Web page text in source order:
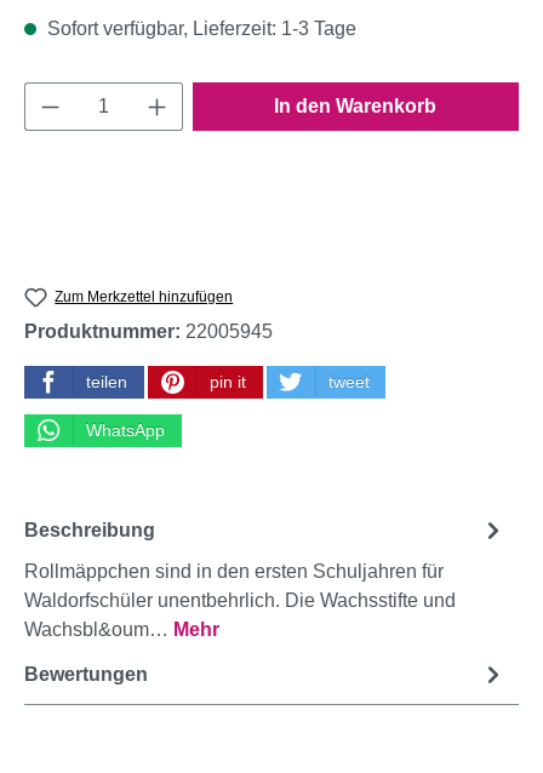
Sofort verfügbar, Lieferzeit: 1-3 Tage
Produkt Anzahl: Gib den gewünschten
In den Warenkorb
Zum Merkzettel hinzufügen
Produktnummer: 22005945
teilen pin it tweet
WhatsApp
Beschreibung
Rollmäppchen sind in den ersten Schuljahren für
Waldorfschüler unentbehrlich. Die Wachsstifte und
Wachsbl&oum… Mehr
Bewertungen